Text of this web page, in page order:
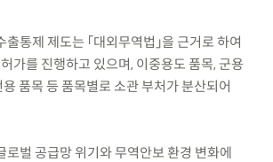
통제 제도는 「대외무역법」을 근거로 하여
가를 진행하고 있으며, 이중용도 품목, 군용
품목 등 품목별로 소관 부처가 분산되어
로벌 공급망 위기와 무역안보 환경 변화에